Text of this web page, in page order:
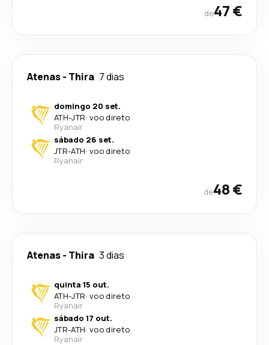
de47 €
Atenas- Thira 7 dias
domingo 20 set.
ATH-JTR· voo direto
Ryanair
sábado 26 set.
JTR-ATH· voo direto
Ryanair
de48 €
Atenas- Thira 3 dias
quinta 15 out.
ATH-JTR· voo direto
Ryanair
sábado 17 out.
JTR-ATH· voo direto
Ryanair